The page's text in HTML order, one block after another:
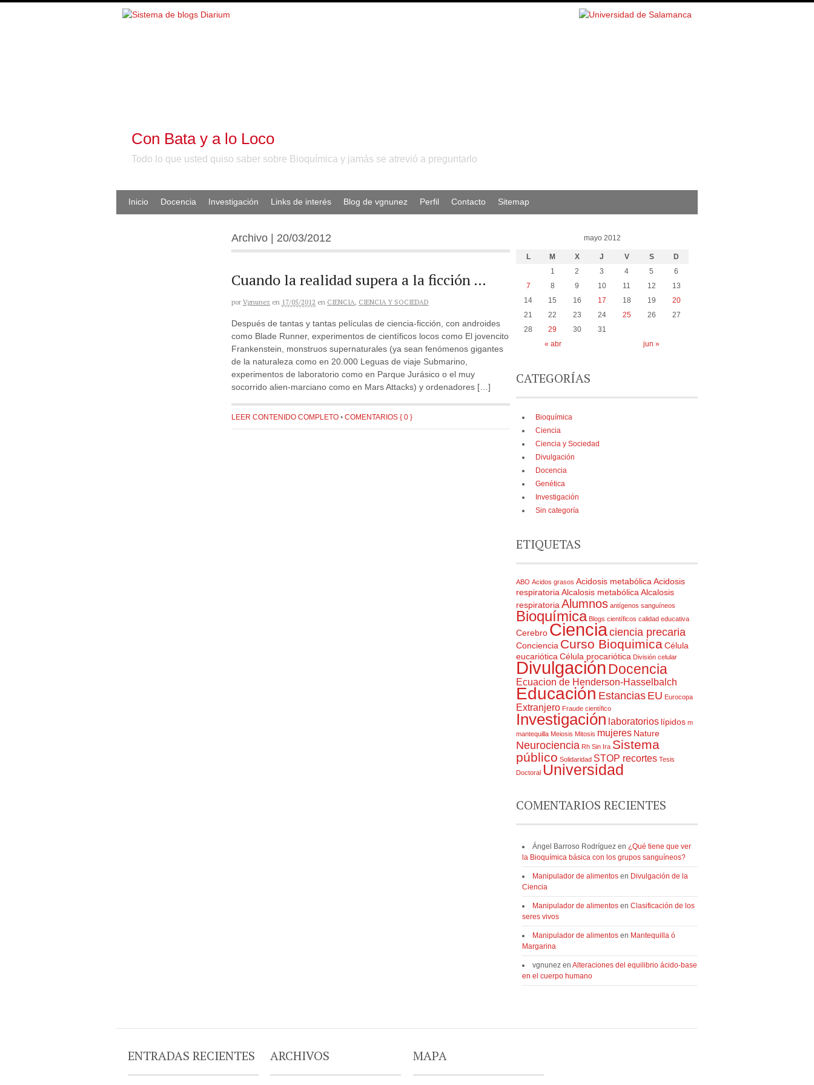
Con Bata y a lo Loco
Todo lo que usted quiso saber sobre Bioquímica y jamás se atrevió a preguntarlo
Inicio Docencia Investigación Links de interés Blog de vgnunez Perfil Contacto Sitemap
Archivo | 20/03/2012
Cuando la realidad supera a la ficción …
por Vgnunez en 17/05/2012 en CIENCIA, CIENCIA Y SOCIEDAD
Después de tantas y tantas películas de ciencia-ficción, con androides
como Blade Runner, experimentos de científicos locos como El jovencito
Frankenstein, monstruos supernaturales (ya sean fenómenos gigantes
de la naturaleza como en 20.000 Leguas de viaje Submarino,
experimentos de laboratorio como en Parque Jurásico o el muy
socorrido alien-marciano como en Mars Attacks) y ordenadores […]
LEER CONTENIDO COMPLETO • COMENTARIOS { 0 }
mayo 2012
L M X J V S D
« abr jun »
1 2 3 4 5
6
7
8 9 10 11 12
13
14
15 16 17 18 19
20
21
22 23 24 25 26
27
28
29 30 31
CATEGORÍAS
Bioquímica
Ciencia
Ciencia y Sociedad
Divulgación
Docencia
Genética
Investigación
Sin categoría
ETIQUETAS
ABO Acidos grasos Acidosis metabólica Acidosis
respiratoria Alcalosis metabólica Alcalosis
respiratoria Alumnos antígenos sanguíneos
Bioquímica Blogs científicos calidad educativa
Cerebro Cienciaciencia precaria
Conciencia Curso Bioquimica Célula
eucariótica Célula procariótica División celular
DivulgaciónDocencia
Ecuacion de Henderson-Hasselbalch
Educación Estancias EU Eurocopa
Extranjero Fraude científico
Investigación laboratorios lípidos m
mantequilla Meiosis Mitosis mujeres Nature
Neurociencia Rh Sin Ira Sistema
público Solidaridad STOP recortes Tesis
Doctoral Universidad
COMENTARIOS RECIENTES
Ángel Barroso Rodríguez en ¿Qué tiene que ver
la Bioquímica básica con los grupos sanguíneos?
Manipulador de alimentos en Divulgación de la
Ciencia
Manipulador de alimentos en Clasificación de los
seres vivos
Manipulador de alimentos en Mantequilla ó
Margarina
vgnunez en Alteraciones del equilibrio ácido-base
en el cuerpo humano
ENTRADAS RECIENTES ARCHIVOS MAPA